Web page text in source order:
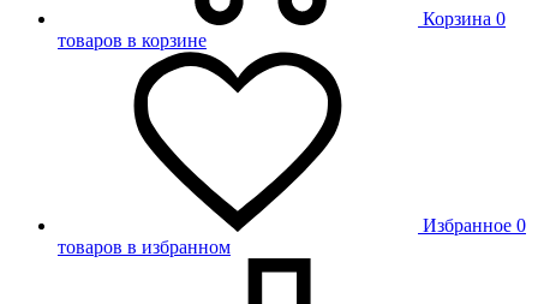
Корзина 0
товаров в корзине
Избранное 0
товаров в избранном